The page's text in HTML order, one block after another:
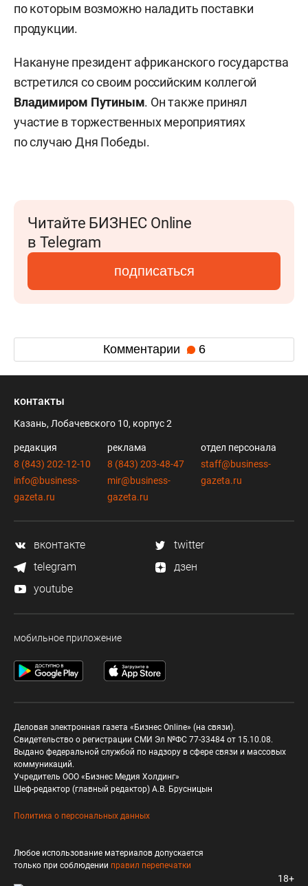
по которым возможно наладить поставки
продукции.
Накануне президент африканского государства
встретился со своим российским коллегой
Владимиром Путиным. Он также принял
участие в торжественных мероприятиях
по случаю Дня Победы.
Читайте БИЗНЕС Online
в Telegram
подписаться
Комментарии 6
контакты
Казань, Лобачевского 10, корпус 2
редакция
8 (843) 202-12-10
info@business-
gazeta.ru
реклама
8 (843) 203-48-47
mir@business-
gazeta.ru
отдел персонала
staff@business-
gazeta.ru
вконтакте
twitter
telegram
дзен
youtube
мобильное приложение
Деловая электронная газета «Бизнес Online» (на связи).
Свидетельство о регистрации СМИ Эл №ФС 77-33484 от 15.10.08.
Выдано федеральной службой по надзору в сфере связи и массовых
коммуникаций.
Учредитель ООО «Бизнес Медия Холдинг»
Шеф-редактор (главный редактор) А.В. Брусницын
Политика о персональных данных
Любое использование материалов допускается
только при соблюдении правил перепечатки
18+